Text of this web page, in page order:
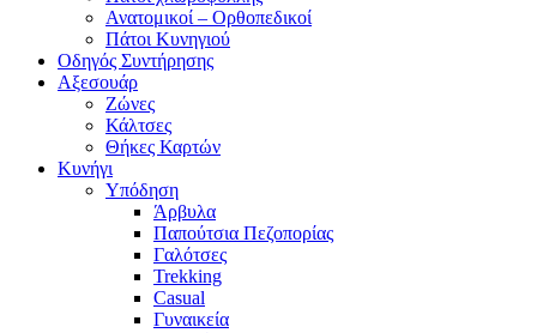
Ανατομικοί – Ορθοπεδικοί
Πάτοι Κυνηγιού
Οδηγός Συντήρησης
Αξεσουάρ
Ζώνες
Κάλτσες
Θήκες Καρτών
Κυνήγι
Υπόδηση
Άρβυλα
Παπούτσια Πεζοπορίας
Γαλότσες
Trekking
Casual
Γυναικεία